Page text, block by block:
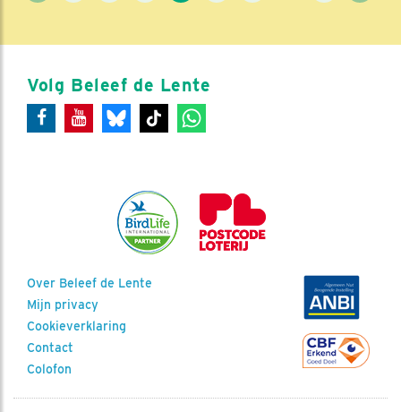
Volg Beleef de Lente
Over Beleef de Lente
Mijn privacy
Cookieverklaring
Contact
Colofon